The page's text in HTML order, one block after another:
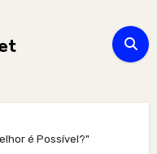
é Possível?"